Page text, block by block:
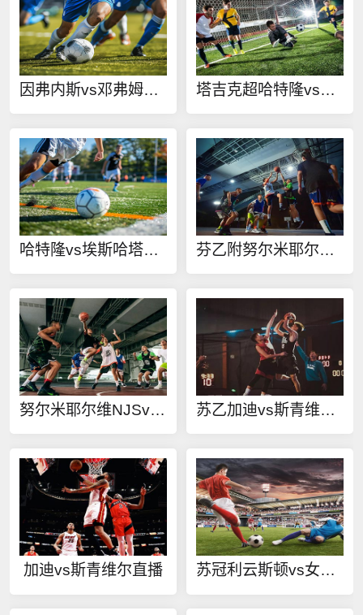
因弗内斯vs邓弗姆林直播 塔吉克超哈特隆vs埃斯哈塔在线观看
哈特隆vs埃斯哈塔直播 芬乙附努尔米耶尔维NJSvs伊洛特在线观看
努尔米耶尔维NJSvs伊洛特直播 苏乙加迪vs斯青维尔在线观看
加迪vs斯青维尔直播 苏冠利云斯顿vs女王公园FC在线观看